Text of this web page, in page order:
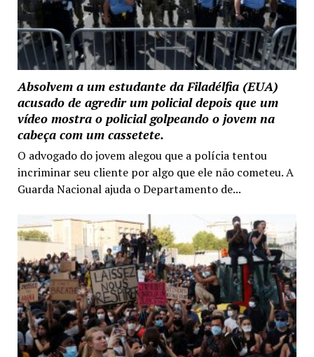
Absolvem a um estudante da Filadélfia (EUA)
acusado de agredir um policial depois que um
vídeo mostra o policial golpeando o jovem na
cabeça com um cassetete.
O advogado do jovem alegou que a polícia tentou
incriminar seu cliente por algo que ele não cometeu. A
Guarda Nacional ajuda o Departamento de...